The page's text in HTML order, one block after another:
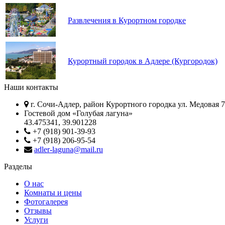
Развлечения в Курортном городке
Курортный городок в Адлере (Кургородок)
Наши контакты
г. Сочи-Адлер, район Курортного городка ул. Медовая
Гостевой дом «Голубая лагуна»
43.475341, 39.901228
+7 (918) 901-39-93
+7 (918) 206-95-54
adler-laguna@mail.ru
Разделы
О нас
Комнаты и цены
Фотогалерея
Отзывы
Услуги